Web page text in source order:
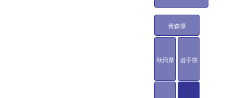
青森県
岩手県
秋田県